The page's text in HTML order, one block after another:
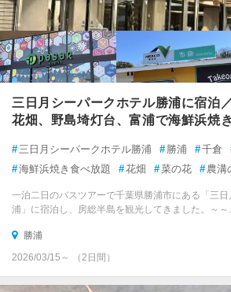
三日月シーパークホテル勝浦に宿泊
花畑、野島埼灯台、富浦で海鮮浜焼
# 三日月シーパークホテル勝浦 # 勝浦 #千倉
#海鮮浜焼き食べ放題 #花畑 #菜の花 # 農溝
一泊二日のバスツアーで千葉県勝浦市にある「三
浦」に宿泊し、房総半島を観光してきました。～～...
勝浦
2026/03/15～ （2日間）